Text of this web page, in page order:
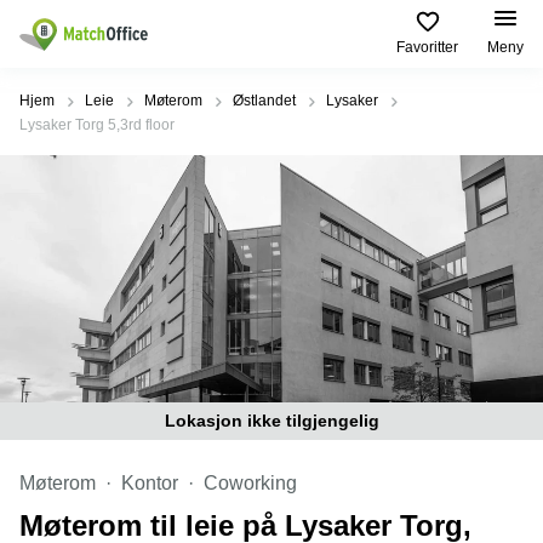
Favoritter Meny
Leie/utleie
Produktsider
Kontorfellesskap
Kontorhoteller
Virtuelt
kontor
Lager
Møterom
Populære
Næringslokaler
Kontorhotell
Coworking
Oslo
kontor
møterom
Populære
Hoffsveien
1 Oslo
Henrik
Ibsens
gate
Oslo
Nedre
4m Oslo
Hjelp
Opprett annonse
Hjem Leie Møterom Østlandet
Lysaker
Lysaker Torg 5,3rd floor
Lokasjon ikke tilgjengelig
Møterom Kontor Coworking
Møterom til leie på Lysaker Torg,